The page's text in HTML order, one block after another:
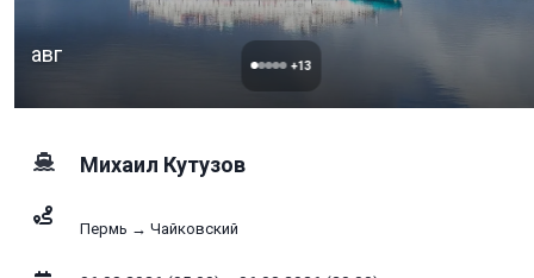
+13
авг
Михаил Кутузов
Пермь → Чайковский